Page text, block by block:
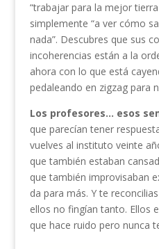
“trabajar para la mejor
simplemente “a ver cómo
nada”. Descubres que sus
incoherencias están a la
ahora con lo que está
pedaleando en zigzag para
Los profesores… esos
que parecían tener
vuelves al instituto veinte
que también estaban
que también improvisaban
da para más. Y te
ellos no fingían tanto. Ellos
que hace ruido pero nunca